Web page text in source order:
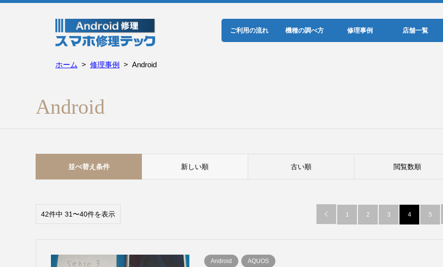
ご利用の流れ 機種の調べ方 修理事例 店舗一覧
ホーム 修理事例 Android
Android
並べ替え条件 新しい順 古い順 閲覧数順
42件中 31〜40件を表示  1 2 3 4 5
Android AQUOS